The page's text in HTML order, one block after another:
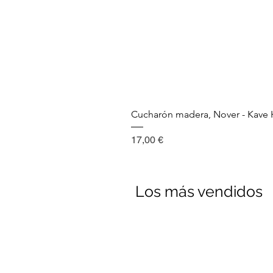
Cucharón madera, Nover - Kave
Precio
17,00 €
Los más vendidos